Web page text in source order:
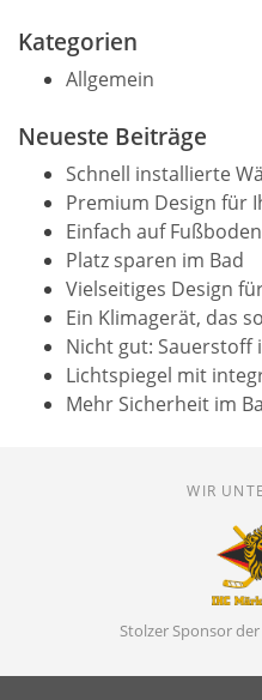
Kategorien
Allgemein
Neueste Beiträge
Schnell installierte
Premium Design für
Einfach auf
Platz sparen im Bad
Vielseitiges Design
Ein Klimagerät, das
Nicht gut: Sauerstoff
Lichtspiegel mit
Mehr Sicherheit im
WIR
Stolzer Sponsor